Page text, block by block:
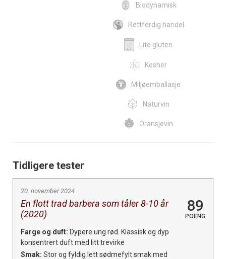
Biodynamisk
Rettferdig handel
Lite gluten
Kosher
Miljøemballasje
Naturvin
Oransjevin
Tidligere tester
20. november 2024
En flott trad barbera som tåler 8-10 år
(2020)
89
POENG
Farge og duft: Dypere ung rød. Klassisk og dyp
konsentrert duft med litt trevirke
Smak: Stor og fyldig lett sødmefylt smak med